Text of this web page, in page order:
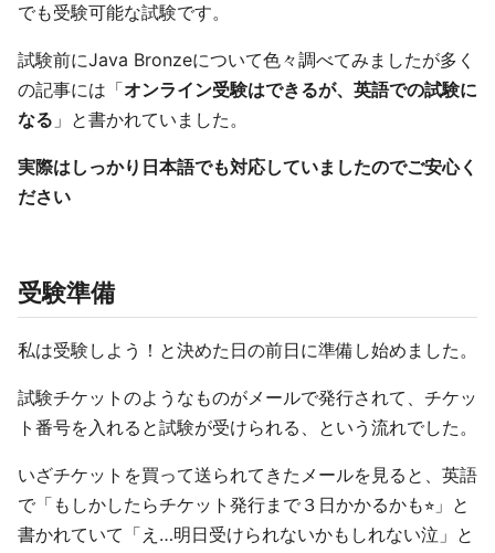
でも受験可能な試験です。
試験前にJava Bronzeについて色々調べてみましたが多く
の記事には「オンライン受験はできるが、英語での試験に
なる 」と書かれていました。
実際はしっかり日本語でも対応していましたのでご安心く
ださい
受験準備
私は受験しよう！と決めた日の前日に準備し始めました。
試験チケットのようなものがメールで発行されて、チケッ
ト番号を入れると試験が受けられる、という流れでした。
いざチケットを買って送られてきたメールを見ると、英語
で「もしかしたらチケット発行まで３日かかるかも⭐︎」と
書かれていて「え…明日受けられないかもしれない泣」と